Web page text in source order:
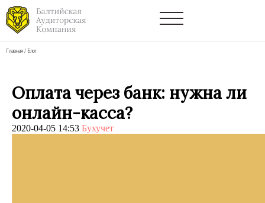
Главная / Блог
Оплата через банк: нужна ли
онлайн-касса?
2020-04-05 14:53 Бухучет